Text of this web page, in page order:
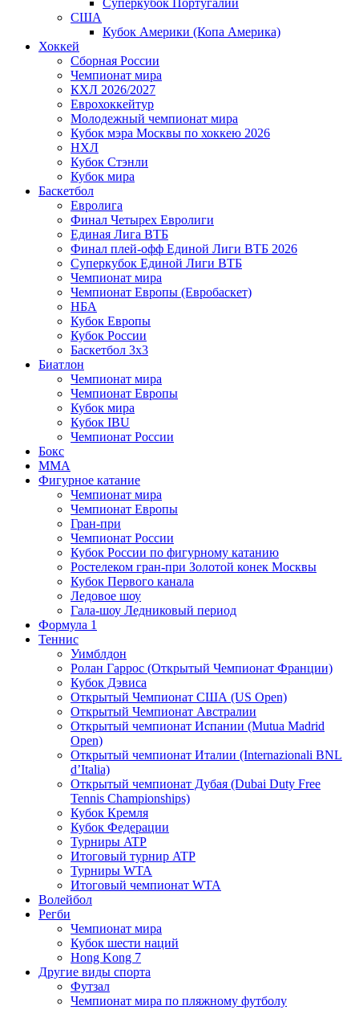
Суперкубок Португалии
США
Кубок Америки (Копа Америка)
Хоккей
Сборная России
Чемпионат мира
КХЛ 2026/2027
Еврохоккейтур
Молодежный чемпионат мира
Кубок мэра Москвы по хоккею 2026
НХЛ
Кубок Стэнли
Кубок мира
Баскетбол
Евролига
Финал Четырех Евролиги
Единая Лига ВТБ
Финал плей-офф Единой Лиги ВТБ 2026
Суперкубок Единой Лиги ВТБ
Чемпионат мира
Чемпионат Европы (Евробаскет)
НБА
Кубок Европы
Кубок России
Баскетбол 3х3
Биатлон
Чемпионат мира
Чемпионат Европы
Кубок мира
Кубок IBU
Чемпионат России
Бокс
MMA
Фигурное катание
Чемпионат мира
Чемпионат Европы
Гран-при
Чемпионат России
Кубок России по фигурному катанию
Ростелеком гран-при Золотой конек Москвы
Кубок Первого канала
Ледовое шоу
Гала-шоу Ледниковый период
Формула 1
Теннис
Уимблдон
Ролан Гаррос (Открытый Чемпионат Франции)
Кубок Дэвиса
Открытый Чемпионат США (US Open)
Открытый Чемпионат Австралии
Открытый чемпионат Испании (Mutua Madrid
Open)
Открытый чемпионат Италии (Internazionali BNL
d’Italia)
Открытый чемпионат Дубая (Dubai Duty Free
Tennis Championships)
Кубок Кремля
Кубок Федерации
Турниры ATP
Итоговый турнир ATP
Турниры WTA
Итоговый чемпионат WTA
Волейбол
Регби
Чемпионат мира
Кубок шести наций
Hong Kong 7
Другие виды спорта
Футзал
Чемпионат мира по пляжному футболу